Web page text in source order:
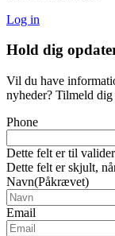
Log in
Hold dig
Vil du have
nyheder? Tilmeld dig
Phone
Dette felt er til
Dette felt er skjult,
Navn(Påkrævet)
Email